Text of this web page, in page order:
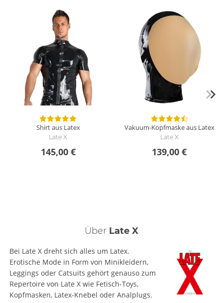
Shirt aus Latex
Late X
145,00 €
Vakuum-Kopfmaske aus Latex
Late X
139,00 €
Über Late X
Bei Late X dreht sich alles um Latex.
Erotische Mode in Form von Minikleidern,
Leggings oder Catsuits gehört genauso zum
Repertoire von Late X wie Fetisch-Toys,
Kopfmasken, Latex-Knebel oder Analplugs.